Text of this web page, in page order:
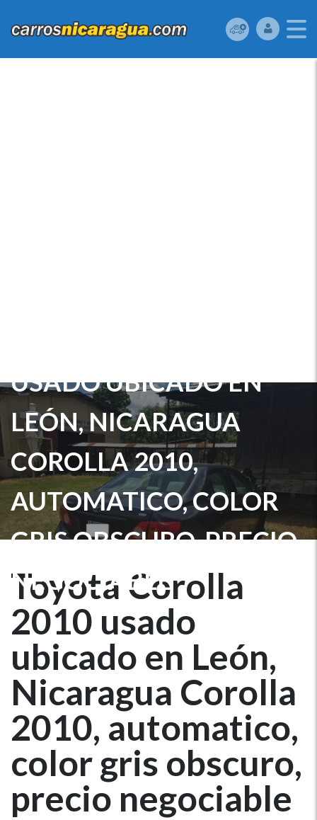
USADO UBICADO EN
LEÓN, NICARAGUA
COROLLA 2010,
AUTOMATICO, COLOR
GRIS OBSCURO, PRECIO
NEGOCIABLE
Toyota Corolla
2010 usado
ubicado en León,
Nicaragua Corolla
2010, automatico,
color gris obscuro,
precio negociable